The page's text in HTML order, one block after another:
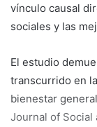
vínculo causal
sociales y las
El estudio
transcurrido en
bienestar
Journal of Social